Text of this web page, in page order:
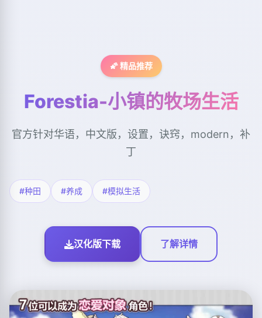
🌠 精品推荐
Forestia-小镇的牧场生活
官方针对华语，中文版，设置，诀窍，modern，补
丁
#种田 #养成 #模拟生活
汉化版下载 了解详情